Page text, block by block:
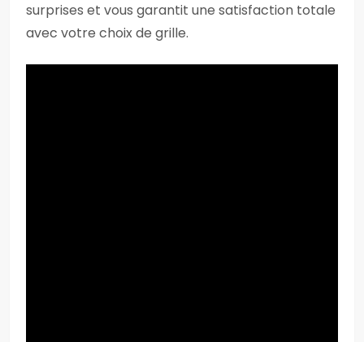
surprises et vous garantit une satisfaction totale
avec votre choix de grille.